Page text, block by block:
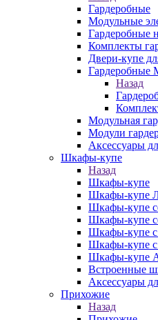
Гардеробные
Модульные
Гардеробные
Комплекты
Двери-купе
Гардеробные
Назад
Модульная
Модули
Аксессуары
Шкафы-купе
Назад
Шкафы-купе
Шкафы-купе
Шкафы-купе
Шкафы-купе
Шкафы-купе с
Шкафы-купе с
Шкафы-купе
Встроенные
Аксессуары
Прихожие
Назад